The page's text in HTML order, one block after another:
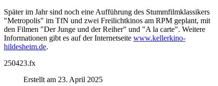
Später im Jahr sind noch eine Aufführung des Stummfilmklassikers
"Metropolis" im TfN und zwei Freilichtkinos am RPM geplant, mit
den Filmen "Der Junge und der Reiher" und "A la carte". Weitere
Informationen gibt es auf der Internetseite www.kellerkino-
hildesheim.de.
250423.fx
Erstellt am 23. April 2025